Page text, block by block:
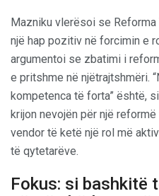
Mazniku vlerësoi se
një hap pozitiv në forcimin e
argumentoi se zbatimi i
e pritshme në njëtrajtshmëri.
kompetenca të forta” është,
krijon nevojën për një
vendor të ketë një rol më
të qytetarëve.
Fokus: si bashkitë